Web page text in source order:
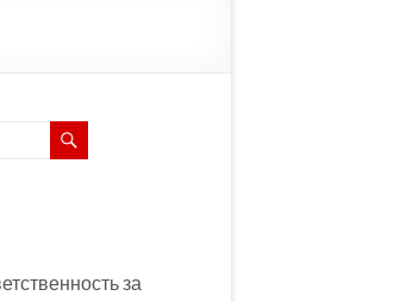
за